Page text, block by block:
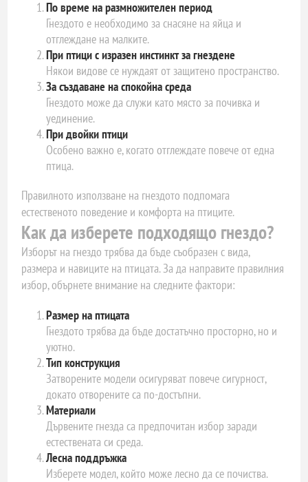
По време на размножителен период
Гнездото е необходимо за снасяне на яйца и
отглеждане на малките.
При птици с изразен инстинкт за гнездене
Някои видове се нуждаят от защитено пространство.
За създаване на спокойна среда
Гнездото може да служи като място за почивка и
уединение.
При двойки птици
Особено важно е, когато отглеждате повече от една
птица.
Правилното използване на гнездото подпомага
естественото поведение и комфорта на птиците.
Как да изберете подходящо гнездо?
Изборът на гнездо трябва да бъде съобразен с вида,
размера и навиците на птицата. За да направите правилния
избор, обърнете внимание на следните фактори:
Размер на птицата
Гнездото трябва да бъде достатъчно просторно, но и
уютно.
Тип конструкция
Затворените модели осигуряват повече сигурност,
докато отворените са по-достъпни.
Материали
Дървените гнезда са предпочитан избор заради
естествената си среда.
Лесна поддръжка
Изберете модел, който може лесно да се почиства.